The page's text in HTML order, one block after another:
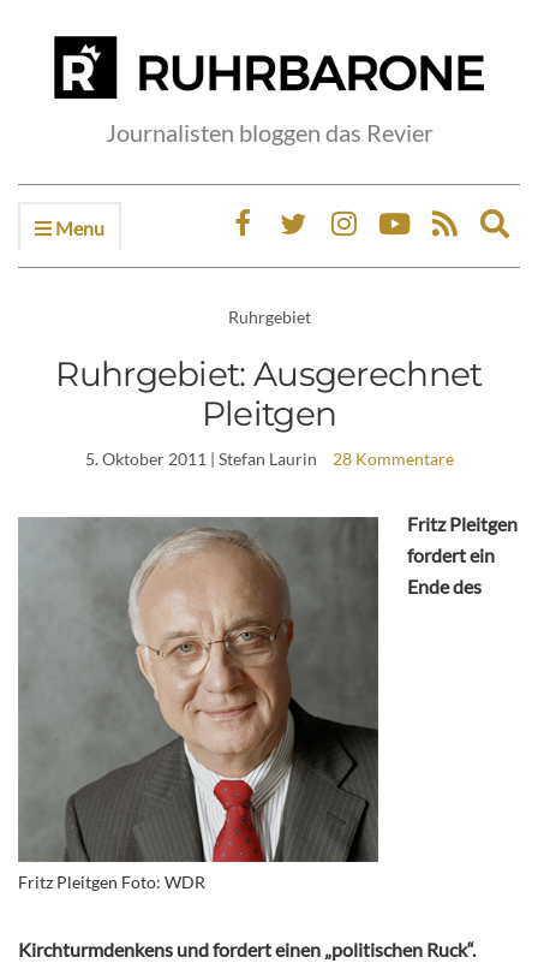
Journalisten bloggen das Revier
Menu
Ruhrgebiet
Ruhrgebiet: Ausgerechnet
Pleitgen
5. Oktober 2011 | Stefan Laurin 28 Kommentare
Fritz Pleitgen Foto: WDR
Fritz Pleitgen
fordert ein
Ende des
Kirchturmdenkens und fordert einen „politischen Ruck“.